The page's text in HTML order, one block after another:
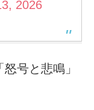
2026
号と悲鳴」